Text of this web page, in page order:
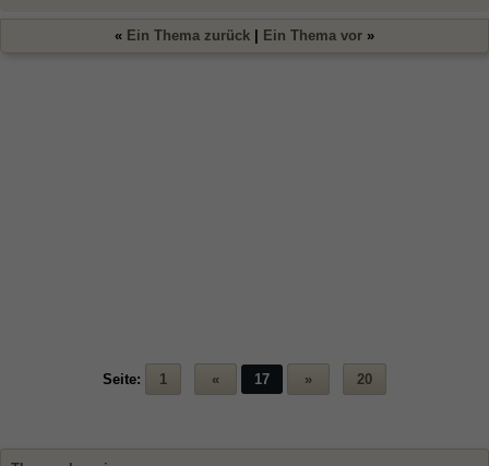
« Ein Thema zurück Ein Thema vor »
Seite: 1 « 17 » 20